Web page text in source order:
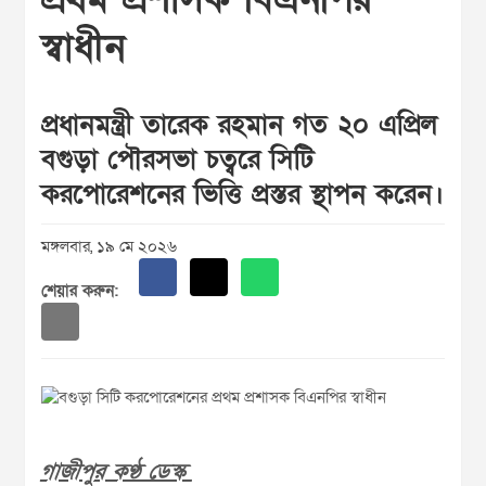
স্বাধীন
প্রধানমন্ত্রী তারেক রহমান গত ২০ এপ্রিল
বগুড়া পৌরসভা চত্বরে সিটি
করপোরেশনের ভিত্তি প্রস্তর স্থাপন করেন।
মঙ্গলবার, ১৯ মে ২০২৬
শেয়ার করুন:
গাজীপুর কণ্ঠ ডেস্ক